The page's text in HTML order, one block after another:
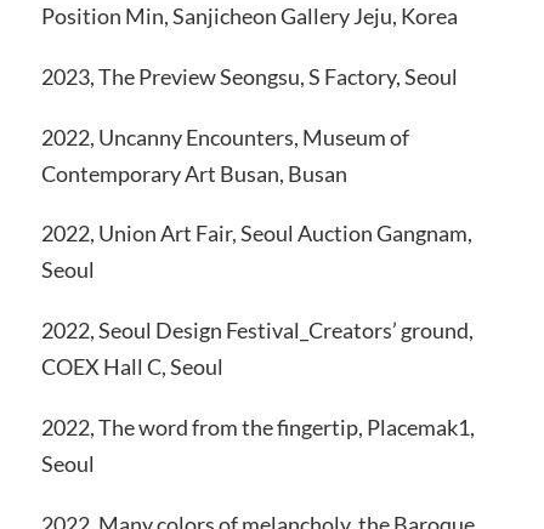
Position Min, Sanjicheon Gallery Jeju, Korea
2023, The Preview Seongsu, S Factory, Seoul
2022, Uncanny Encounters, Museum of
Contemporary Art Busan, Busan
2022, Union Art Fair, Seoul Auction Gangnam,
Seoul
2022, Seoul Design Festival_Creators’ ground,
COEX Hall C, Seoul
2022, The word from the fingertip, Placemak1,
Seoul